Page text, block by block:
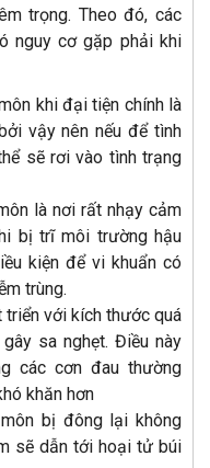
trọng. Theo đó, các
nguy cơ gặp phải khi
khi đại tiện chính là
vậy nên nếu để tình
sẽ rơi vào tình trạng
là nơi rất nhạy cảm
bị trĩ môi trường hậu
kiện để vi khuẩn có
trùng.
triển với kích thước quá
sa nghẹt. Điều này
các cơn đau thường
khăn hơn
bị đông lại không
sẽ dẫn tới hoại tử búi